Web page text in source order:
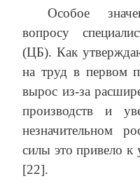
Особое
вопросу
(ЦБ). Как
на труд в первом
вырос из-за
производств и
незначительном
силы это привело к
[22].